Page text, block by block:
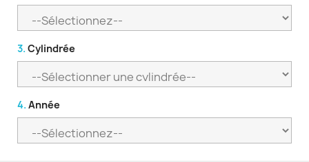
3. Cylindrée
4. Année